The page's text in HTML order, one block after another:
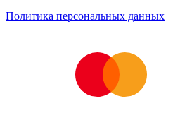
Политика персональных данных